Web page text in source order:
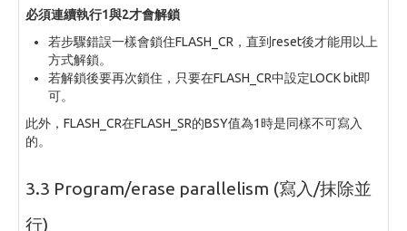
必須連續執行1與2才會解鎖
若步驟錯誤一樣會鎖住FLASH_CR，直到reset後才能用以上
方式解鎖。
若解鎖後要再次鎖住，只要在FLASH_CR中設定LOCK bit即
可。
此外，FLASH_CR在FLASH_SR的BSY值為1時是同樣不可寫入
的。
3.3 Program/erase parallelism (寫入/抹除並
行)